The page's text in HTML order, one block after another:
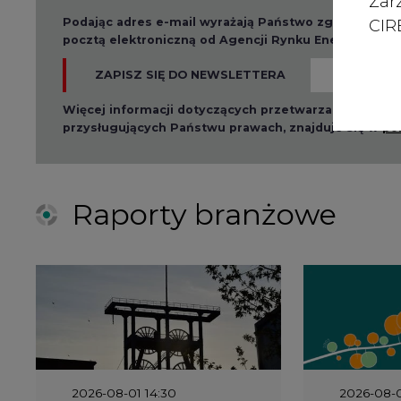
Podając adres e-mail wyrażają Państwo zgodę na
pocztą elektroniczną od Agencji Rynku Energii S.A z
ZAPISZ SIĘ DO NEWSLETTERA
Więcej informacji dotyczących przetwarzania przez
przysługujących Państwu prawach, znajduje się w
Raporty branżowe
2026-08-01 14:30 2026-08-